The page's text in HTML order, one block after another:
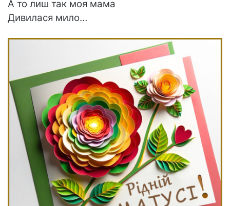
А то лиш так моя мама
Дивилася мило…